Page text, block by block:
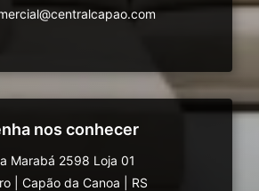
nos conhecer
Marabá 2598 Loja 01
Capão da Canoa
RS